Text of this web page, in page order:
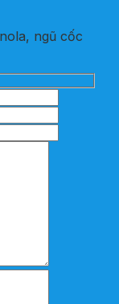
ngũ cốc